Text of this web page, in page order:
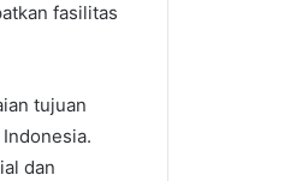
fasilitas
tujuan
dan